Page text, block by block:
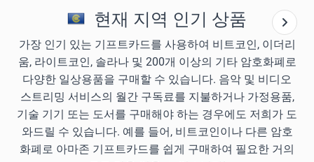
현재 지역 인기 상품
가장 인기 있는 기프트카드를 사용하여 비트코인, 이더리
움, 라이트코인, 솔라나 및 200개 이상의 기타 암호화폐로
다양한 일상용품을 구매할 수 있습니다. 음악 및 비디오
스트리밍 서비스의 월간 구독료를 지불하거나 가정용품,
기술 기기 또는 도서를 구매해야 하는 경우에도 저희가 도
와드릴 수 있습니다. 예를 들어, 비트코인이나 다른 암호
화폐로 아마존 기프트카드를 쉽게 구매하여 필요한 거의